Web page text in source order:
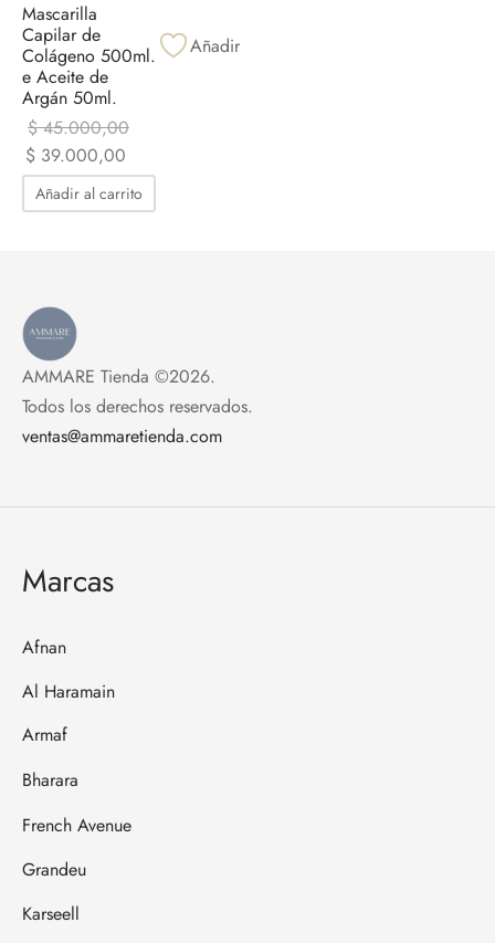
Mascarilla
Capilar de
Colágeno 500ml.
e Aceite de
Argán 50ml.
Añadir
$45.000,00
El precio
original era:
$ 45.000,00.
$ 39.000,00
actual es:
$ 39.000,00.
Añadir al carrito
AMMARE Tienda ©2026.
Todos los derechos reservados.
ventas@ammaretienda.com
Marcas
Afnan
Al Haramain
Armaf
Bharara
French Avenue
Grandeu
Karseell